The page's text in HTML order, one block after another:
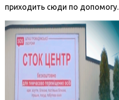
приходить сюди по допомогу.